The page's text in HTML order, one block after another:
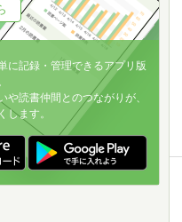
に記録・管理できるアプリ版
や読書仲間とのつながりが、
します。